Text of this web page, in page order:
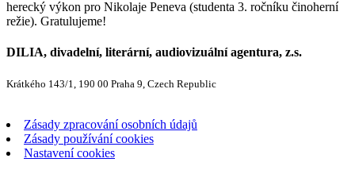
herecký výkon pro Nikolaje Peneva (studenta 3. ročníku činoherní
režie). Gratulujeme!
DILIA, divadelní, literární, audiovizuální agentura, z.s.
Krátkého 143/1, 190 00 Praha 9, Czech Republic
Zásady zpracování osobních údajů
Zásady používání cookies
Nastavení cookies